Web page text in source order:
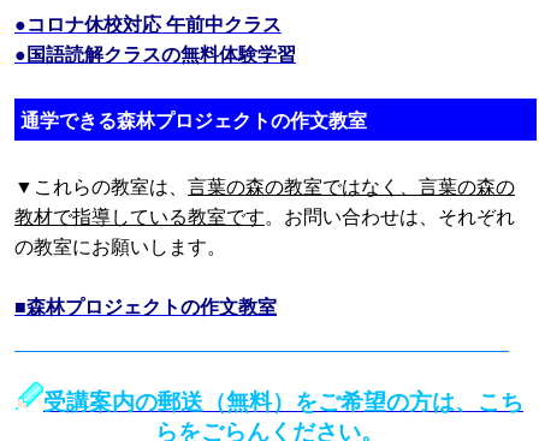
●コロナ休校対応 午前中クラス
●国語読解クラスの無料体験学習
通学できる森林プロジェクトの作文教室
▼これらの教室は、 言葉の森の教室ではなく、言葉の森の
教材で指導している教室です。お問い合わせは、それぞれ
の教室にお願いします。
■森林プロジェクトの作文教室
受講案内の郵送（無料）をご希望の方は、こち
らをごらんください。